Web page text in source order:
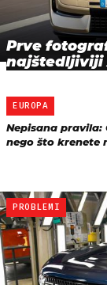
Prve
najštedljiviji
EUROPA
Nepisana
nego što krenete
PROBLEMI